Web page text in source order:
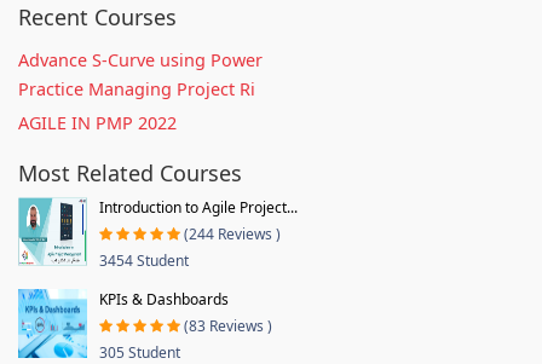
Recent Courses
Advance S-Curve using Power
Practice Managing Project Ri
AGILE IN PMP 2022
Most Related Courses
Introduction to Agile Project...
(244 Reviews )
3454 Student
KPIs & Dashboards
(83 Reviews )
305 Student